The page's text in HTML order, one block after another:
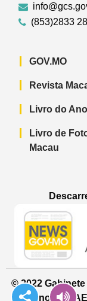
(853)2833
GOV.MO
Revista
Livro do Ano
Livro de
Macau
© 2022
Governo da